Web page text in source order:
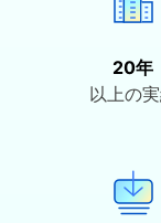
20年
以上の